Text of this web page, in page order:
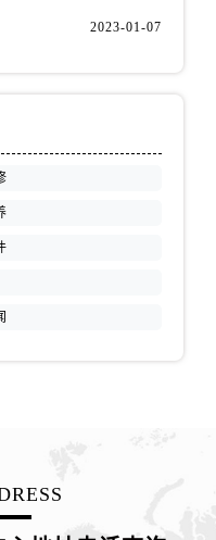
江西省赣州市章贡区文清路真力时售后服务中心（需提前预约）
2023-01-07